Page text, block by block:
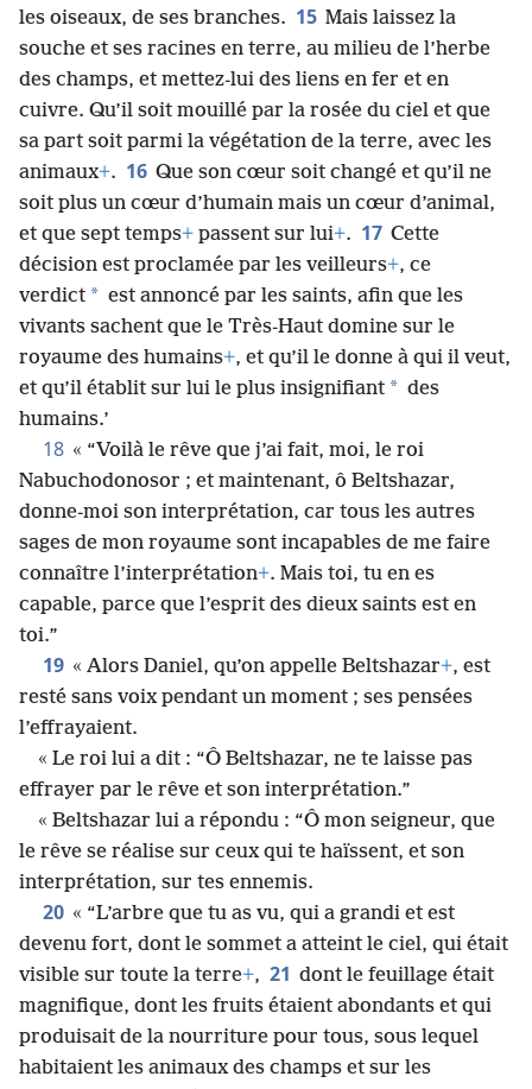
les oiseaux, de ses branches. 15 Mais laissez la
souche et ses racines en terre, au milieu de l’herbe
des champs, et mettez-lui des liens en fer et en
cuivre. Qu’il soit mouillé par la rosée du ciel et que
sa part soit parmi la végétation de la terre, avec les
animaux+. 16 Que son cœur soit changé et qu’il ne
soit plus un cœur d’humain mais un cœur d’animal,
et que sept temps+ passent sur lui+. 17 Cette
décision est proclamée par les veilleurs+, ce
verdict * est annoncé par les saints, afin que les
vivants sachent que le Très-Haut domine sur le
royaume des humains+, et qu’il le donne à qui il veut,
et qu’il établit sur lui le plus insignifiant * des
humains.’
18 « “Voilà le rêve que j’ai fait, moi, le roi
Nabuchodonosor ; et maintenant, ô Beltshazar,
donne-moi son interprétation, car tous les autres
sages de mon royaume sont incapables de me faire
connaître l’interprétation+. Mais toi, tu en es
capable, parce que l’esprit des dieux saints est en
toi.”
19 « Alors Daniel, qu’on appelle Beltshazar+, est
resté sans voix pendant un moment ; ses pensées
l’effrayaient.
« Le roi lui a dit : “Ô Beltshazar, ne te laisse pas
effrayer par le rêve et son interprétation.”
« Beltshazar lui a répondu : “Ô mon seigneur, que
le rêve se réalise sur ceux qui te haïssent, et son
interprétation, sur tes ennemis.
20 « “L’arbre que tu as vu, qui a grandi et est
devenu fort, dont le sommet a atteint le ciel, qui était
visible sur toute la terre+, 21 dont le feuillage était
magnifique, dont les fruits étaient abondants et qui
produisait de la nourriture pour tous, sous lequel
habitaient les animaux des champs et sur les